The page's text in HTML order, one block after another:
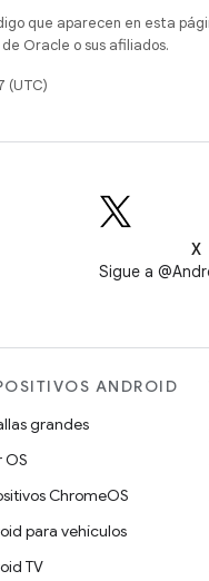
que aparecen en esta
Oracle o sus afiliados.
(UTC)
X
Sigue a
ANDROID
grandes
OS
ChromeOS
para vehículos
TV